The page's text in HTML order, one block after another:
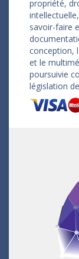
propriété,
savoir-faire
conception,
et le
poursuivie
législation